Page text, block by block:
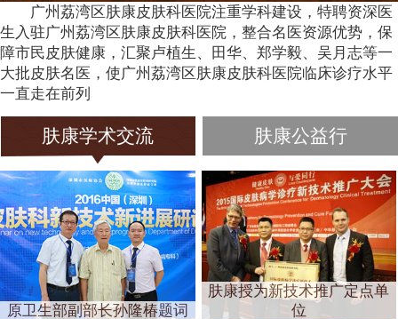
广州荔湾区肤康皮肤科医院注重学科建设，特聘资深医
生入驻广州荔湾区肤康皮肤科医院，整合名医资源优势，保
障市民皮肤健康，汇聚卢植生、田华、郑学毅、吴月志等一
大批皮肤名医，使广州荔湾区肤康皮肤科医院临床诊疗水平
一直走在前列
肤康学术交流 肤康公益行
原卫生部副部长孙隆椿题词
肤康授为新技术推广定点单
位